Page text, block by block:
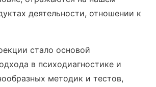
деятельности, отношении к
стало основой
в психодиагностике и
методик и тестов,